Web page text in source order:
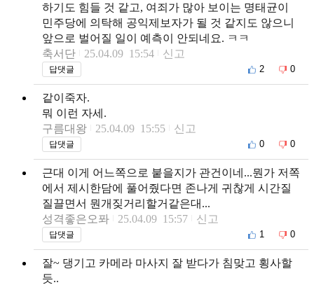
하기도 힘들 것 같고, 여죄가 많아 보이는 명태균이
민주당에 의탁해 공익제보자가 될 것 같지도 않으니
앞으로 벌어질 일이 예측이 안되네요. ㅋㅋ
축서단
25.04.09 15:54 신고
답댓글 2 0
같이죽자.
뭐 이런 자세.
구름대왕
25.04.09 15:55 신고
답댓글 0 0
근대 이게 어느쪽으로 붙을지가 관건이네...뭔가 저쪽
에서 제시한담에 풀어줬다면 존나게 귀찮게 시간질
질끌면서 뭔개짖거리할거같은대...
성격좋은오퐈
25.04.09 15:57 신고
답댓글 1 0
잘~ 댕기고 카메라 마사지 잘 받다가 침맞고 횡사할
듯..